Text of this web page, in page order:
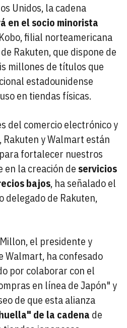
Unidos, la cadena
en el socio minorista
filial norteamericana
Rakuten, que dispone de
millones de títulos que
estadounidense
en tiendas físicas.
del comercio electrónico y
y Walmart están
fortalecer nuestros
en la creación de servicios
bajos, ha señalado el
delegado de Rakuten,
el presidente y
Walmart, ha confesado
por colaborar con el
en línea de Japón" y
de que esta alianza
de la cadena de